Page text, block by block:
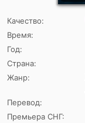
Качество:
Время:
Год:
Страна:
Жанр:
Перевод:
Премьера СНГ: